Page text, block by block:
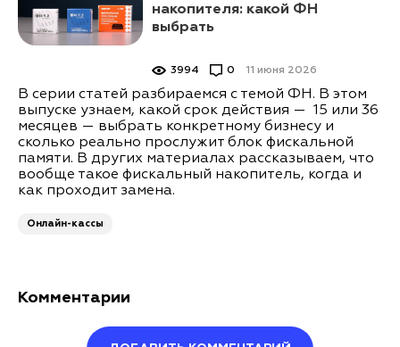
накопителя: какой ФН
выбрать
11 июня 2026
3994 0
В серии статей разбираемся с темой ФН. В этом
выпуске узнаем, какой срок действия — 15 или 36
месяцев — выбрать конкретному бизнесу и
сколько реально прослужит блок фискальной
памяти. В других материалах рассказываем, что
вообще такое фискальный накопитель, когда и
как проходит замена.
Онлайн-кассы
Комментарии